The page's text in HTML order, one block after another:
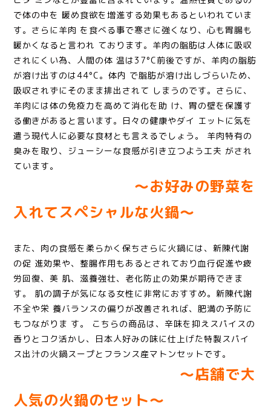
で体の中を 暖め食欲を増進する効果もあるといわれていま
す。さらに羊肉 を食べる事で寒さに強くなり、心も胃腸も
暖かくなると言われ ております。羊肉の脂肪は人体に吸収
されにくい為、人間の体 温は37°C前後ですが、羊肉の脂肪
が溶け出すのは44°C。体内 で脂肪が溶け出しづらいため、
吸収されずにそのまま排出されて しまうのです。さらに、
羊肉には体の免疫力を高めて消化を助 け、胃の壁を保護す
る働きがあると言います。日々の健康やダイ エットに気を
遣う現代人に必要な食材とも言えるでしょう。 羊肉特有の
臭みを取り、ジューシーな食感が引き立つよう工夫 がされ
ています。
〜お好みの野菜を
入れてスペシャルな火鍋〜
また、肉の食感を柔らかく保ちさらに火鍋には、新陳代謝
の促 進効果や、整腸作用もあるとされており血行促進や疲
労回復、美 肌、滋養強壮、老化防止の効果が期待できま
す。
肌の調子が気になる女性に非常におすすめ。新陳代謝
不全や栄 養バランスの偏りが改善されれば、肥満の予防に
もつながりま す。
こちらの商品は、辛味を抑えスパイスの
香りとコク活かし、日本人好みの味に仕上げた特製スパイ
ス出汁の火鍋スープとフランス産マトンセットです。
〜店舗で大
人気の火鍋のセット〜